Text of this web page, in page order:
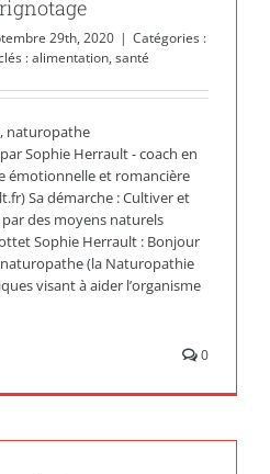
29th, 2020 | Catégories :
:alimentation, santé
naturopathe
Sophie Herrault - coach en
émotionnelle et romancière
Sa démarche : Cultiver et
des moyens naturels
Sophie Herrault : Bonjour
(la Naturopathie
visant à aider l’organisme
0